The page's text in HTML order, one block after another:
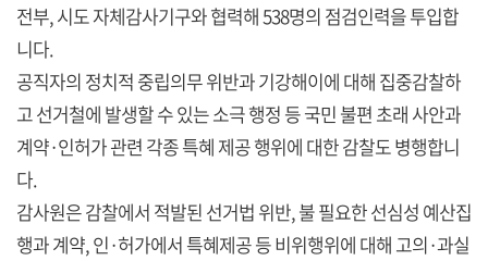
전부, 시도 자체감사기구와 협력해 538명의 점검인력을 투입합
니다.
공직자의 정치적 중립의무 위반과 기강해이에 대해 집중감찰하
고 선거철에 발생할 수 있는 소극 행정 등 국민 불편 초래 사안과
계약·인허가 관련 각종 특혜 제공 행위에 대한 감찰도 병행합니
다.
감사원은 감찰에서 적발된 선거법 위반, 불 필요한 선심성 예산집
행과 계약, 인·허가에서 특혜제공 등 비위행위에 대해 고의·과실